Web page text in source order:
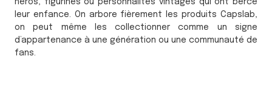
héros, figurines ou personnalités vintages qui ont bercé
leur enfance. On arbore fièrement les produits Capslab,
on peut même les collectionner comme un signe
d’appartenance à une génération ou une communauté de
fans.